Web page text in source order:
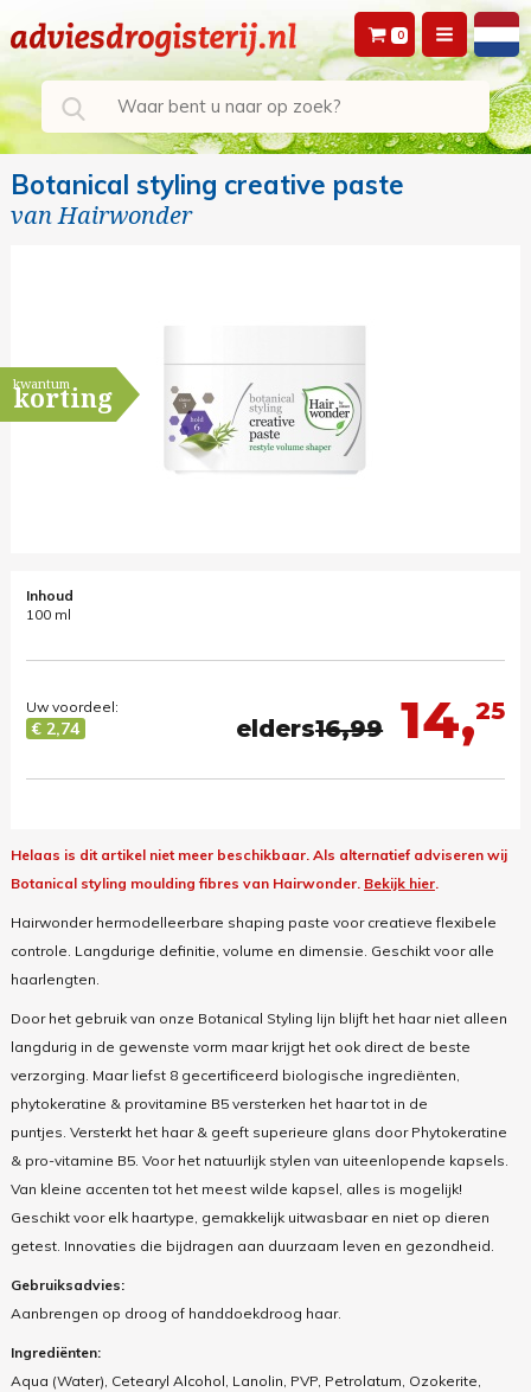
0
Botanical styling creative paste
vanHairwonder
kwantum
korting
Inhoud
100 ml
14,25
elders16,99
Uw voordeel:
€ 2,74
Helaas is dit artikel niet meer beschikbaar. Als alternatief adviseren wij
Botanical styling moulding fibres van Hairwonder. Bekijk hier.
Hairwonder hermodelleerbare shaping paste voor creatieve flexibele
controle. Langdurige definitie, volume en dimensie. Geschikt voor alle
haarlengten.
Door het gebruik van onze Botanical Styling lijn blijft het haar niet alleen
langdurig in de gewenste vorm maar krijgt het ook direct de beste
verzorging. Maar liefst 8 gecertificeerd biologische ingrediënten,
phytokeratine & provitamine B5 versterken het haar tot in de
puntjes. Versterkt het haar & geeft superieure glans door Phytokeratine
& pro-vitamine B5. Voor het natuurlijk stylen van uiteenlopende kapsels.
Van kleine accenten tot het meest wilde kapsel, alles is mogelijk!
Geschikt voor elk haartype, gemakkelijk uitwasbaar en niet op dieren
getest. Innovaties die bijdragen aan duurzaam leven en gezondheid.
Gebruiksadvies:
Aanbrengen op droog of handdoekdroog haar.
Ingrediënten:
Aqua (Water), Cetearyl Alcohol, Lanolin, PVP, Petrolatum, Ozokerite,